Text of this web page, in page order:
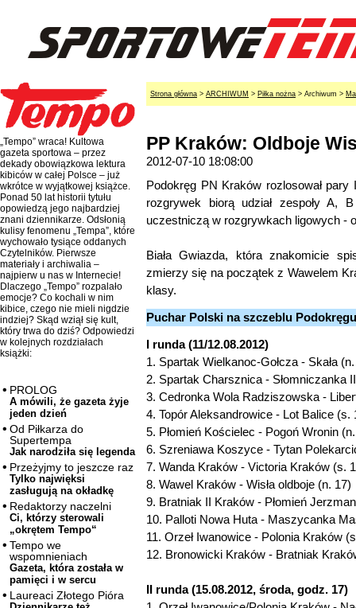
„Tempo” wraca! Kultowa
gazeta sportowa – przez
dekady obowiązkowa lektura
kibiców w całej Polsce – już
wkrótce w wyjątkowej książce.
Ponad 50 lat historii tytułu
opowiedzą jego najbardziej
znani dziennikarze. Odsłonią
kulisy fenomenu „Tempa”, które
wychowało tysiące oddanych
Czytelników. Pierwsze
materiały i archiwalia –
najpierw u nas w Internecie!
Dlaczego „Tempo” rozpalało
emocje? Co kochali w nim
kibice, czego nie mieli nigdzie
indziej? Skąd wziął się kult,
który trwa do dziś? Odpowiedzi
w kolejnych rozdziałach
książki:
PROLOG
A mówili, że gazeta żyje
jeden dzień
Od Piłkarza do
Supertempa
Jak narodziła się legenda
Przeżyjmy to jeszcze raz
Tylko najwięksi
zasługują na okładkę
Redaktorzy naczelni
Ci, którzy sterowali
„okrętem Tempo“
Tempo we
wspomnieniach
Gazeta, która została w
pamięci i w sercu
Laureaci Złotego Pióra
Strona główna > ARCHIWUM > Piłka nożna > Archiwum >
PP Kraków: Oldboje
2012-07-10 18:08:00
Podokręg PN Kraków rozlosował
rozgrywek biorą udział zespoły
uczestniczą w rozgrywkach ligowych -
Biała Gwiazda, która znakomicie
zmierzy się na początek z Wawelem
klasy.
Puchar Polski na szczeblu
I runda (11/12.08.2012)
1. Spartak Wielkanoc-Gołcza - Skała
2. Spartak Charsznica - Słomniczanka
3. Cedronka Wola Radziszowska -
4. Topór Aleksandrowice - Lot Balice (s.
5. Płomień Kościelec - Pogoń Wronin
6. Szreniawa Koszyce - Tytan
7. Wanda Kraków - Victoria Kraków (s.
8. Wawel Kraków - Wisła oldboje (n. 17)
9. Bratniak II Kraków - Płomień
10. Palloti Nowa Huta - Maszycanka
11. Orzeł Iwanowice - Polonia Kraków
12. Bronowicki Kraków - Bratniak
II runda (15.08.2012, środa, godz. 17)